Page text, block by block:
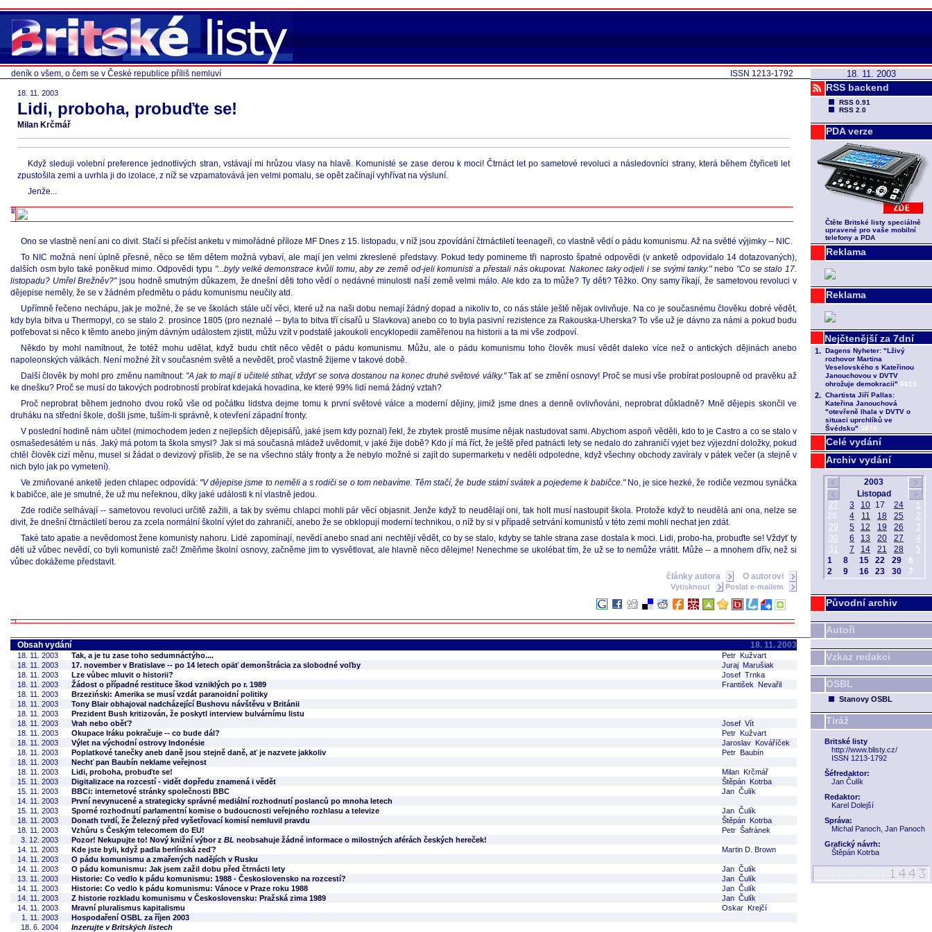
18. 11. 2003
RSS backend
RSS 0.91
RSS 2.0
PDA verze
Čtěte Britské listy speciálně
upravené pro vaše mobilní
telefony a PDA
Reklama
Reklama
Celé vydání
Archiv vydání
Původní archiv
Autoři
Vzkaz redakci
OSBL
Stanovy OSBL
Tiráž
Britské listy
http://www.blisty.cz/
ISSN 1213-1792
Šéfredaktor:
Jan Čulík
Redaktor:
Karel Dolejší
Správa:
Michal Panoch, Jan Panoch
Grafický návrh:
Štěpán Kotrba
ISSN 1213-1792
deník o všem, o čem se v České republice příliš nemluví
18. 11. 2003
Lidi, proboha, probuďte se!
Milan Krčmář
Když sleduji volební preference jednotlivých stran, vstávají mi hrůzou vlasy na hlavě. Komunisté se zase derou k moci! Čtrnáct let po sametové revoluci a následovníci strany, která během čtyřiceti let
zpustošila zemi a uvrhla ji do izolace, z níž se vzpamatovává jen velmi pomalu, se opět začínají vyhřívat na výsluní.
Jenže...
Ono se vlastně není ani co divit. Stačí si přečíst anketu v mimořádné příloze MF Dnes z 15. listopadu, v níž jsou zpovídání čtrnáctiletí teenageři, co vlastně vědí o pádu komunismu. Až na světlé výjimky -- NIC.
To NIC možná není úplně přesné, něco se těm dětem možná vybaví, ale mají jen velmi zkreslené představy. Pokud tedy pomineme tři naprosto špatné odpovědi (v anketě odpovídalo 14 dotazovaných),
dalších osm bylo také poněkud mimo. Odpovědi typu "...byly velké demonstrace kvůli tomu, aby ze země od-jeli komunisti a přestali nás okupovat. Nakonec taky odjeli i se svými tanky."nebo "Co se stalo 17.
listopadu? Umřel Brežněv?"jsou hodně smutným důkazem, že dnešní děti toho vědí o nedávné minulosti naší země velmi málo. Ale kdo za to může? Ty děti? Těžko. Ony samy říkají, že sametovou revoluci v
dějepise neměly, že se v žádném předmětu o pádu komunismu neučily atd.
Upřímně řečeno nechápu, jak je možné, že se ve školách stále učí věci, které už na naši dobu nemají žádný dopad a nikoliv to, co nás stále ještě nějak ovlivňuje. Na co je současnému člověku dobré vědět,
kdy byla bitva u Thermopyl, co se stalo 2. prosince 1805 (pro neznalé -- byla to bitva tří císařů u Slavkova) anebo co to byla pasivní rezistence za Rakouska-Uherska? To vše už je dávno za námi a pokud budu
potřebovat si něco k těmto anebo jiným dávným událostem zjistit, můžu vzít v podstatě jakoukoli encyklopedii zaměřenou na historii a ta mi vše zodpoví.
Někdo by mohl namítnout, že totéž mohu udělat, když budu chtít něco vědět o pádu komunismu. Můžu, ale o pádu komunismu toho člověk musí vědět daleko více než o antických dějinách anebo
napoleonských válkách. Není možné žít v současném světě a nevědět, proč vlastně žijeme v takové době.
Další člověk by mohl pro změnu namítnout: "A jak to mají ti učitelé stíhat, vždyť se sotva dostanou na konec druhé světové války."Tak ať se změní osnovy! Proč se musí vše probírat posloupně od pravěku až
ke dnešku? Proč se musí do takových podrobností probírat kdejaká hovadina, ke které 99% lidí nemá žádný vztah?
Proč neprobrat během jednoho dvou roků vše od počátku lidstva dejme tomu k první světové válce a moderní dějiny, jimiž jsme dnes a denně ovlivňováni, neprobrat důkladně? Mně dějepis skončil ve
druháku na střední škole, došli jsme, tuším-li správně, k otevření západní fronty.
V poslední hodině nám učitel (mimochodem jeden z nejlepších dějepisářů, jaké jsem kdy poznal) řekl, že zbytek prostě musíme nějak nastudovat sami. Abychom aspoň věděli, kdo to je Castro a co se stalo v
osmašedesátém u nás. Jaký má potom ta škola smysl? Jak si má současná mládež uvědomit, v jaké žije době? Kdo jí má říct, že ještě před patnácti lety se nedalo do zahraničí vyjet bez výjezdní doložky, pokud
chtěl člověk cizí měnu, musel si žádat o devizový příslib, že se na všechno stály fronty a že nebylo možné si zajít do supermarketu v neděli odpoledne, když všechny obchody zavíraly v pátek večer (a stejně v
nich bylo jak po vymetení).
Ve zmiňované anketě jeden chlapec odpovídá: "V dějepise jsme to neměli a s rodiči se o tom nebavíme. Těm stačí, že bude státní svátek a pojedeme k babičce."No, je sice hezké, že rodiče vezmou synáčka
k babičce, ale je smutné, že už mu neřeknou, díky jaké události k ní vlastně jedou.
Zde rodiče selhávají -- sametovou revoluci určitě zažili, a tak by svému chlapci mohli pár věcí objasnit. Jenže když to neudělají oni, tak holt musí nastoupit škola. Protože když to neudělá ani ona, nelze se
divit, že dnešní čtrnáctiletí berou za zcela normální školní výlet do zahraničí, anebo že se obklopují moderní technikou, o níž by si v případě setrvání komunistů v této zemi mohli nechat jen zdát.
Také tato apatie a nevědomost žene komunisty nahoru. Lidé zapomínají, nevědí anebo snad ani nechtějí vědět, co by se stalo, kdyby se tahle strana zase dostala k moci. Lidi, probo-ha, probuďte se! Vždyť ty
děti už vůbec nevědí, co byli komunisté zač! Změňme školní osnovy, začněme jim to vysvětlovat, ale hlavně něco dělejme! Nenechme se ukolébat tím, že už se to nemůže vrátit. Může -- a mnohem dřív, než si
vůbec dokážeme představit.
články autora
O autorovi
Vytisknout Poslat e-mailem
Obsah vydání 18. 11. 2003
18. 11. 2003 Tak, a je tu zase toho sedumnáctýho....
Petr Kužvart
18. 11. 2003
17. november v Bratislave -- po 14 letech opäť demonštrácia za slobodné voľby
Juraj Marušiak
18. 11. 2003
Lze vůbec mluvit o historii?
Josef Trnka
18. 11. 2003
Žádost o případné restituce škod vzniklých po r. 1989
František Nevařil
18. 11. 2003
Brzeziński: Amerika se musí vzdát paranoidní politiky
18. 11. 2003
Tony Blair obhajoval nadcházející Bushovu návštěvu v Británii
18. 11. 2003
Prezident Bush kritizován, že poskytl interview bulvárnímu listu
18. 11. 2003
Vrah nebo oběť?
Josef Vít
18. 11. 2003
Okupace Iráku pokračuje -- co bude dál?
Petr Kužvart
18. 11. 2003
Výlet na východní ostrovy Indonésie
Jaroslav Kováříček
18. 11. 2003
Poplatkové tanečky aneb daně jsou stejně daně, ať je nazvete jakkoliv
Petr Baubín
18. 11. 2003
Nechť pan Baubín neklame veřejnost
18. 11. 2003
Lidi, proboha, probuďte se!
Milan Krčmář
15. 11. 2003
Digitalizace na rozcestí - vidět dopředu znamená i vědět
Štěpán Kotrba
15. 11. 2003
BBCi: internetové stránky společnosti BBC
Jan Čulík
14. 11. 2003
První nevynucené a strategicky správné mediální rozhodnutí poslanců po mnoha letech
15. 11. 2003
Sporné rozhodnutí parlamentní komise o budoucnosti veřejného rozhlasu a televize
Jan Čulík
18. 11. 2003
Donath tvrdí, že Železný před vyšetřovací komisí nemluvil pravdu
Štěpán Kotrba
18. 11. 2003
Vzhůru s Českým telecomem do EU!
Petr Šafránek
3. 12. 2003
Pozor! Nekupujte to! Nový knižní výbor z BL neobsahuje žádné informace o milostných aférách českých hereček!
14. 11. 2003
Kde jste byli, když padla berlínská zeď?
Martin D. Brown
14. 11. 2003
O pádu komunismu a zmařených nadějích v Rusku
14. 11. 2003
O pádu komunismu: Jak jsem zažil dobu před čtrnácti lety
Jan Čulík
13. 11. 2003
Historie: Co vedlo k pádu komunismu: 1988 - Československo na rozcestí?
Jan Čulík
14. 11. 2003
Historie: Co vedlo k pádu komunismu: Vánoce v Praze roku 1988
Jan Čulík
14. 11. 2003
Z historie rozkladu komunismu v Československu: Pražská zima 1989
Jan Čulík
14. 11. 2003
Mravní pluralismus kapitalismu
Oskar Krejčí
1. 11. 2003
Hospodaření OSBL za říjen 2003
18. 6. 2004
Inzerujte v Britských listech